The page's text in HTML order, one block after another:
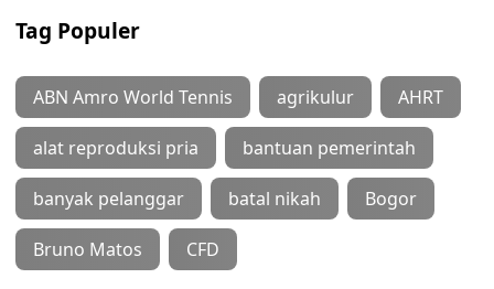
Tag Populer
ABN Amro World Tennis agrikulur AHRT
alat reproduksi pria bantuan pemerintah
banyak pelanggar batal nikah Bogor
Bruno Matos CFD